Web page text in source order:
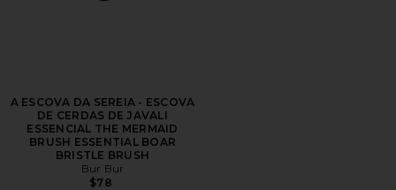
A ESCOVA DA SEREIA - ESCOVA
DE CERDAS DE JAVALI
ESSENCIAL THE MERMAID
BRUSH ESSENTIAL BOAR
BRISTLE BRUSH
Bur Bur
$78